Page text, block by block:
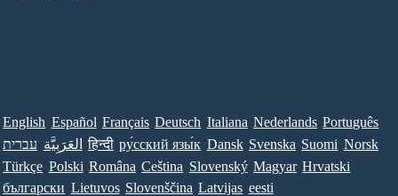
English Español Français Deutsch Italiana Nederlands Português
עברית العَرَبِيَّة हिन्दी ру́сский язы́к Dansk Svenska Suomi Norsk
Türkçe Polski Româna Ceština Slovenský Magyar Hrvatski
български Lietuvos Slovenščina Latvijas eesti